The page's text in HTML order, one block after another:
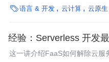
语言 & 开发 云计算 云原生
经验：Serverless 开发
这一讲介绍FaaS如何解除云服